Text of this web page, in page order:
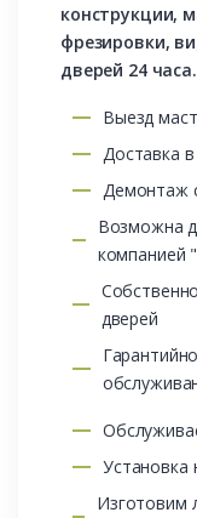
конструкции,
фрезировки,
дверей 24 часа.
Выезд
Доставка
Демонтаж
Возможна
компанией
дверей
Установка
Изготовим